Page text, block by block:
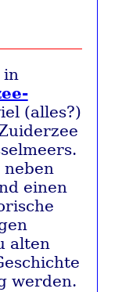
in
(alles?)
einen
alten
werden.